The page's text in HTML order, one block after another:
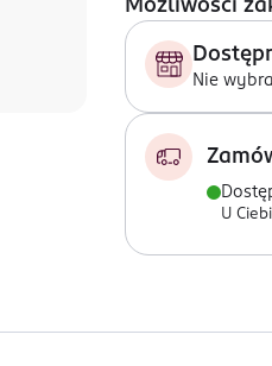
Możliwości
Nie
U